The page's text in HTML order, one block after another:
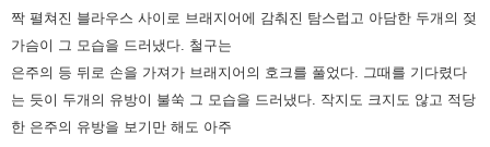
짝 펼쳐진 블라우스 사이로 브래지어에 감춰진 탐스럽고 아담한 두개의 젖
가슴이 그 모습을 드러냈다. 철구는
은주의 등 뒤로 손을 가져가 브래지어의 호크를 풀었다. 그때를 기다렸다
는 듯이 두개의 유방이 불쑥 그 모습을 드러냈다. 작지도 크지도 않고 적당
한 은주의 유방을 보기만 해도 아주